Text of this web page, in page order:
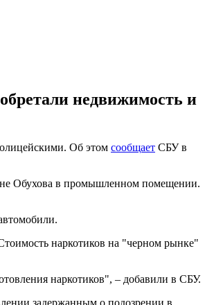
недвижимость и
Об этом сообщает СБУ в
Обухова в промышленном помещении.
наркотиков на "черном рынке"
наркотиков", – добавили в СБУ.
задержанным о подозрении в